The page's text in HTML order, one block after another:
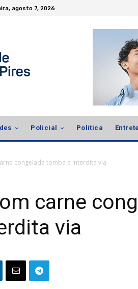
agosto 7, 2026
Policial Política
congelada tomba e interdita via
carne
via